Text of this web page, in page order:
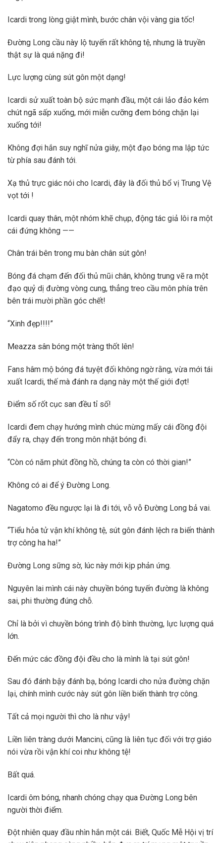
Icardi trong lòng giật mình, bước chân vội vàng gia tốc!
Đường Long cầu này lộ tuyến rất không tệ, nhưng là truyền
thật sự là quá nặng đi!
Lực lượng cùng sút gôn một dạng!
Icardi sử xuất toàn bộ sức mạnh đầu, một cái lảo đảo kém
chút ngã sấp xuống, mới miễn cưỡng đem bóng chặn lại
xuống tới!
Không đợi hắn suy nghĩ nửa giây, một đạo bóng ma lập tức
từ phía sau đánh tới.
Xạ thủ trực giác nói cho Icardi, đây là đối thủ bổ vị Trung Vệ
vọt tới !
Icardi quay thân, một nhóm khẽ chụp, động tác giả lôi ra một
cái đứng không ——
Chân trái bên trong mu bàn chân sút gôn!
Bóng đá chạm đến đối thủ mũi chân, không trung vẽ ra một
đạo quỷ dị đường vòng cung, thẳng treo cầu môn phía trên
bên trái mười phần góc chết!
“Xinh đẹp!!!!”
Meazza sân bóng một tràng thốt lên!
Fans hâm mộ bóng đá tuyệt đối không ngờ rằng, vừa mới tái
xuất Icardi, thế mà đánh ra dạng này một thế giới đợt!
Điểm số rốt cục san đều tỉ số!
Icardi đem chạy hướng mình chúc mừng mấy cái đồng đội
đẩy ra, chạy đến trong môn nhặt bóng đi.
“Còn có năm phút đồng hồ, chúng ta còn có thời gian!”
Không có ai để ý Đường Long.
Nagatomo đều ngược lại là đi tới, vỗ vỗ Đường Long bả vai.
“Tiểu hỏa tử vận khí không tệ, sút gôn đánh lệch ra biến thành
trợ công ha ha!”
Đường Long sững sờ, lúc này mới kịp phản ứng.
Nguyên lai mình cái này chuyền bóng tuyến đường là không
sai, phi thường đúng chỗ.
Chỉ là bởi vì chuyền bóng trình độ bình thường, lực lượng quá
lớn.
Đến mức các đồng đội đều cho là mình là tại sút gôn!
Sau đó đánh bậy đánh bạ, bóng Icardi cho nửa đường chặn
lại, chính mình cước này sút gôn liền biến thành trợ công.
Tất cả mọi người thì cho là như vậy!
Liền liên tràng dưới Mancini, cũng là liên tục đối với trợ giáo
nói vừa rồi vận khí coi như không tệ!
Bất quá.
Icardi ôm bóng, nhanh chóng chạy qua Đường Long bên
người thời điểm.
Đột nhiên quay đầu nhìn hắn một cái. Biết, Quốc Mễ Hội vị trí